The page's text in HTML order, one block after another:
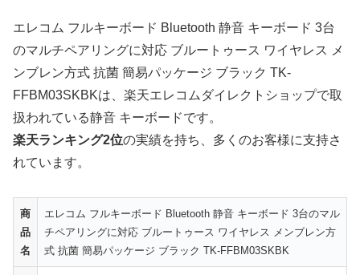
エレコム フルキーボード Bluetooth 静音 キーボード 3台
のマルチペアリングに対応 ブルートゥース ワイヤレス メ
ンブレン方式 抗菌 簡易パッケージ ブラック TK-
FFBM03SKBKは、楽天エレコムダイレクトショップで取
扱われている静音 キーボードです。
楽天ランキング2位の実績を持ち、多くのお客様に支持さ
れています。
商
品
名
エレコム フルキーボード Bluetooth 静音 キーボード 3台のマル
チペアリングに対応 ブルートゥース ワイヤレス メンブレン方
式 抗菌 簡易パッケージ ブラック TK-FFBM03SKBK